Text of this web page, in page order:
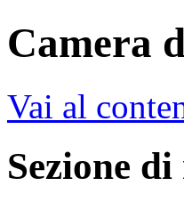
Camera
Vai al
Sezione